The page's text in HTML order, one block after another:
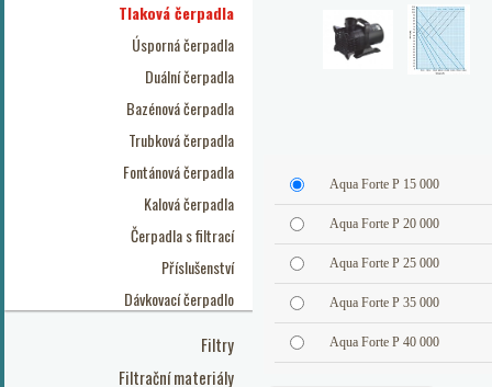
Tlaková čerpadla
Úsporná čerpadla
Duální čerpadla
Bazénová čerpadla
Trubková čerpadla
Fontánová čerpadla
Kalová čerpadla
Čerpadla s filtrací
Příslušenství
Dávkovací čerpadlo
Filtry
Filtrační materiály
Aqua Forte P 15 000
Aqua Forte P 20 000
Aqua Forte P 25 000
Aqua Forte P 35 000
Aqua Forte P 40 000